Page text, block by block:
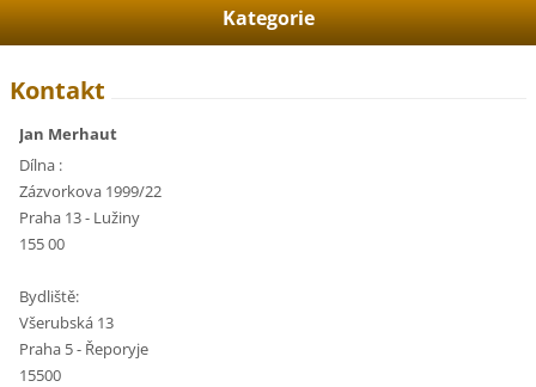
Kategorie
Kontakt
Jan Merhaut
Dílna :
Zázvorkova 1999/22
Praha 13 - Lužiny
155 00
Bydliště:
Všerubská 13
Praha 5 - Řeporyje
15500